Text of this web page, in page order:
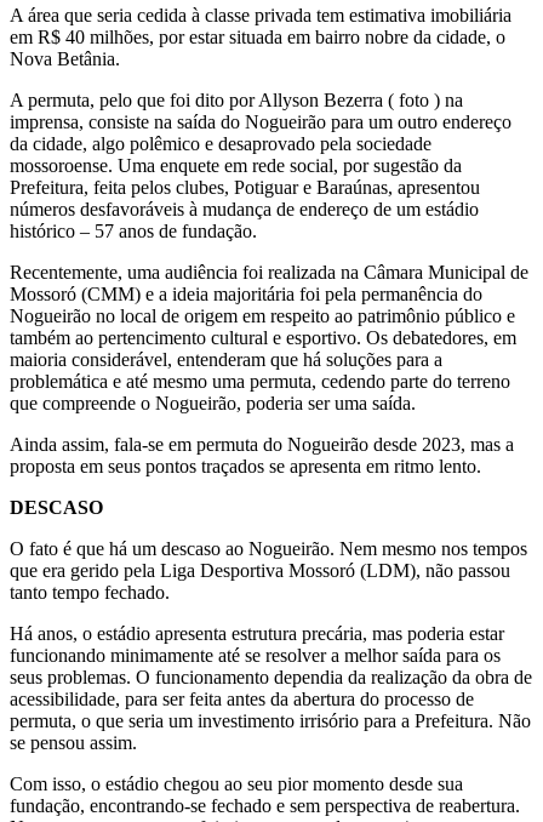
A área que seria cedida à classe privada tem estimativa imobiliária
em R$ 40 milhões, por estar situada em bairro nobre da cidade, o
Nova Betânia.
A permuta, pelo que foi dito por Allyson Bezerra ( foto ) na
imprensa, consiste na saída do Nogueirão para um outro endereço
da cidade, algo polêmico e desaprovado pela sociedade
mossoroense. Uma enquete em rede social, por sugestão da
Prefeitura, feita pelos clubes, Potiguar e Baraúnas, apresentou
números desfavoráveis à mudança de endereço de um estádio
histórico – 57 anos de fundação.
Recentemente, uma audiência foi realizada na Câmara Municipal de
Mossoró (CMM) e a ideia majoritária foi pela permanência do
Nogueirão no local de origem em respeito ao patrimônio público e
também ao pertencimento cultural e esportivo. Os debatedores, em
maioria considerável, entenderam que há soluções para a
problemática e até mesmo uma permuta, cedendo parte do terreno
que compreende o Nogueirão, poderia ser uma saída.
Ainda assim, fala-se em permuta do Nogueirão desde 2023, mas a
proposta em seus pontos traçados se apresenta em ritmo lento.
DESCASO
O fato é que há um descaso ao Nogueirão. Nem mesmo nos tempos
que era gerido pela Liga Desportiva Mossoró (LDM), não passou
tanto tempo fechado.
Há anos, o estádio apresenta estrutura precária, mas poderia estar
funcionando minimamente até se resolver a melhor saída para os
seus problemas. O funcionamento dependia da realização da obra de
acessibilidade, para ser feita antes da abertura do processo de
permuta, o que seria um investimento irrisório para a Prefeitura. Não
se pensou assim.
Com isso, o estádio chegou ao seu pior momento desde sua
fundação, encontrando-se fechado e sem perspectiva de reabertura.